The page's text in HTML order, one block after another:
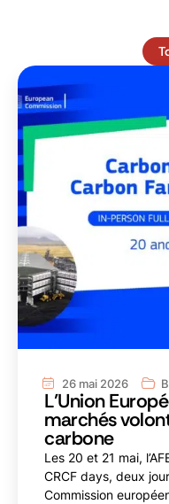
26 mai 2026
L’Union
marchés
carbone
Les 20 et 21 mai,
CRCF days, deux
Commission